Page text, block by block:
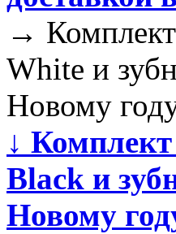
→
White и
Новому
↓ Комплект
Black и
Новому